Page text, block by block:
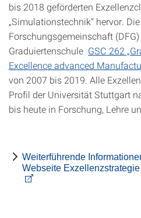
bis 2018 geförderten
„Simulationstechnik“ hervor.
Forschungsgemeinschaft
Graduiertenschule GSC 262
Excellence advanced
von 2007 bis 2019. Alle
Profil der Universität Stuttgart
bis heute in Forschung, Lehre
Weiterführende
Webseite